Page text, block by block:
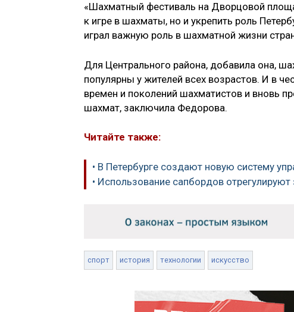
«Шахматный фестиваль на Дворцовой
к игре в шахматы, но и укрепить роль
играл важную роль в шахматной жизни
Для Центрального района, добавила она,
популярны у жителей всех возрастов. И в
времен и поколений шахматистов и вновь
шахмат, заключила Федорова.
Читайте также:
• В Петербурге создают новую систему
• Использование сапбордов
спорт история технологии искусство